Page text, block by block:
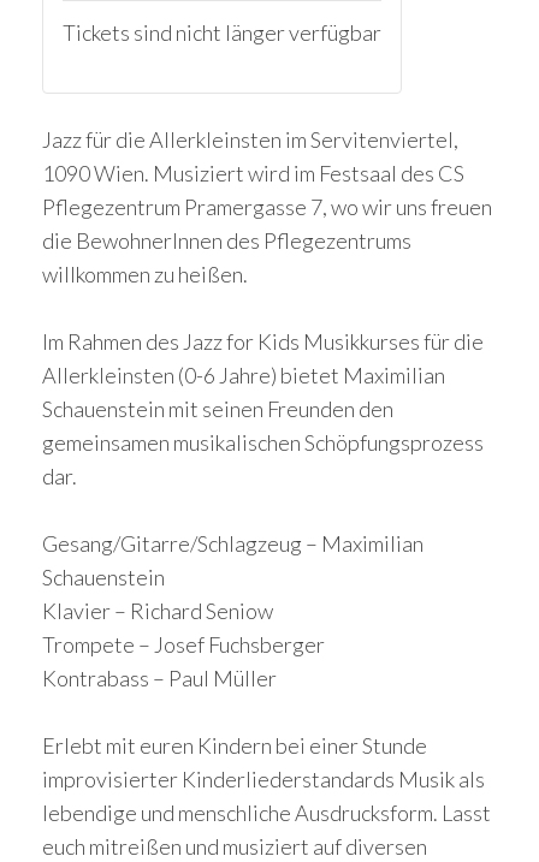
Tickets sind nicht länger verfügbar
Jazz für die Allerkleinsten im Servitenviertel,
1090 Wien. Musiziert wird im Festsaal des CS
Pflegezentrum Pramergasse 7, wo wir uns freuen
die BewohnerInnen des Pflegezentrums
willkommen zu heißen.
Im Rahmen des Jazz for Kids Musikkurses für die
Allerkleinsten (0-6 Jahre) bietet Maximilian
Schauenstein mit seinen Freunden den
gemeinsamen musikalischen Schöpfungsprozess
dar.
Gesang/Gitarre/Schlagzeug – Maximilian
Schauenstein
Klavier – Richard Seniow
Trompete – Josef Fuchsberger
Kontrabass – Paul Müller
Erlebt mit euren Kindern bei einer Stunde
improvisierter Kinderliederstandards Musik als
lebendige und menschliche Ausdrucksform. Lasst
euch mitreißen und musiziert auf diversen